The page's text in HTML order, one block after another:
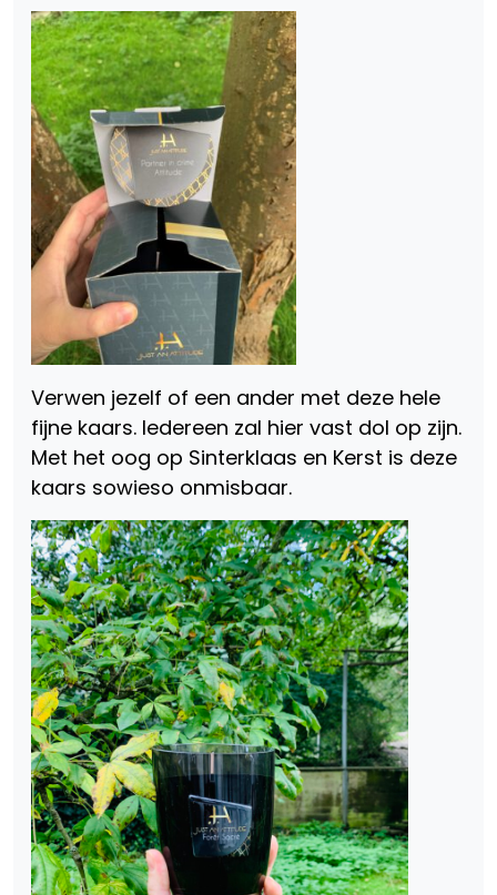
Verwen jezelf of een ander met deze hele
fijne kaars. Iedereen zal hier vast dol op zijn.
Met het oog op Sinterklaas en Kerst is deze
kaars sowieso onmisbaar.